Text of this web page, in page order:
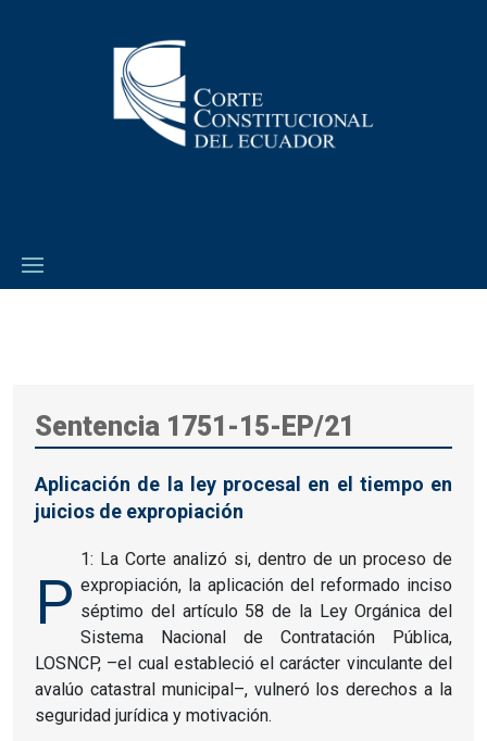
Sentencia 1751-15-EP/21
Aplicación de la ley procesal en el tiempo en
juicios de expropiación
P
1: La Corte analizó si, dentro de un proceso de
expropiación, la aplicación del reformado inciso
séptimo del artículo 58 de la Ley Orgánica del
Sistema Nacional de Contratación Pública,
LOSNCP, –el cual estableció el carácter vinculante del
avalúo catastral municipal–, vulneró los derechos a la
seguridad jurídica y motivación.